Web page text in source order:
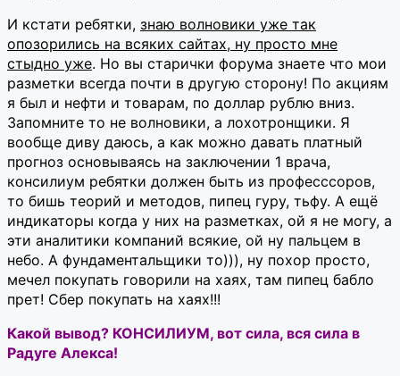
И кстати ребятки, знаю волновики уже так
опозорились на всяких сайтах, ну просто мне
стыдно уже. Но вы старички форума знаете что мои
разметки всегда почти в другую сторону! По акциям
я был и нефти и товарам, по доллар рублю вниз.
Запомните то не волновики, а лохотронщики. Я
вообще диву даюсь, а как можно давать платный
прогноз основываясь на заключении 1 врача,
консилиум ребятки должен быть из професссоров,
то бишь теорий и методов, пипец гуру, тьфу. А ещё
индикаторы когда у них на разметках, ой я не могу, а
эти аналитики компаний всякие, ой ну пальцем в
небо. А фундаментальщики то))), ну похор просто,
мечел покупать говорили на хаях, там пипец бабло
прет! Сбер покупать на хаях!!!
Какой вывод? КОНСИЛИУМ, вот сила, вся сила в
Радуге Алекса!